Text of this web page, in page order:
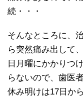
続・・・
そんなところに、
ら突然痛み出して
日月曜にかかりつ
らないので、歯医
休み明けは17日か